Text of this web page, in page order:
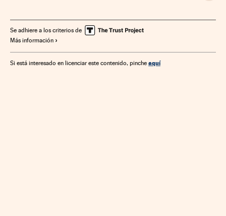
Se adhiere a los criterios de
Más información
Si está interesado en licenciar este contenido, pinche aquí